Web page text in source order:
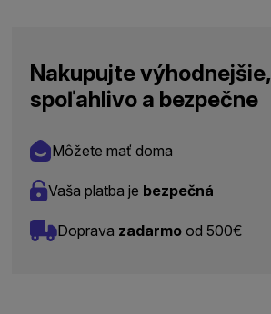
Nakupujte výhodnejšie,
spoľahlivo a bezpečne
Môžete mať doma
Vaša platba je bezpečná
Doprava zadarmo od 500€